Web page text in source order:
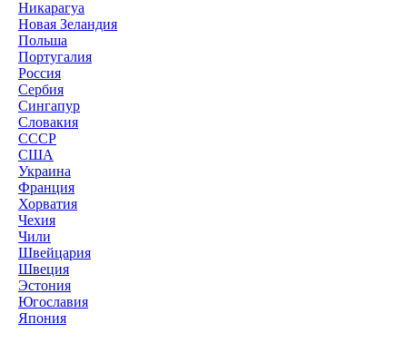
Никарагуа
Новая Зеландия
Польша
Португалия
Россия
Сербия
Сингапур
Словакия
СССР
США
Украина
Франция
Хорватия
Чехия
Чили
Швейцария
Швеция
Эстония
Югославия
Япония